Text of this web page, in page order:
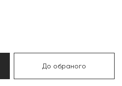
До обраного